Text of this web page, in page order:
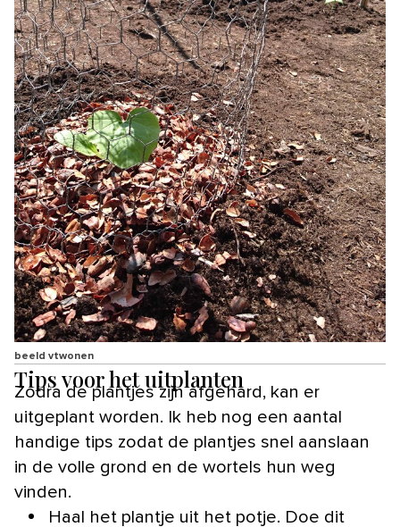
beeld vtwonen
Tips voor het uitplanten
Zodra de plantjes zijn afgehard, kan er
uitgeplant worden. Ik heb nog een aantal
handige tips zodat de plantjes snel aanslaan
in de volle grond en de wortels hun weg
vinden.
Haal het plantje uit het potje. Doe dit